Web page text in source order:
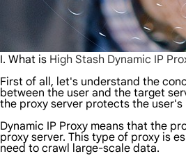
I. What is High Stash Dynamic IP
First of all, let's understand the
between the user and the target
the proxy server protects the
Dynamic IP Proxy means that the
proxy server. This type of proxy is
need to crawl large-scale data.